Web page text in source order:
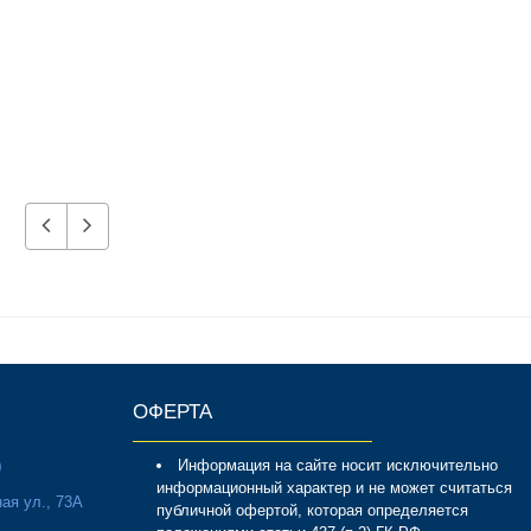
ул., 73А
ОФЕРТА
Информация на сайте носит исключительно
информационный характер и не может считаться
публичной офертой, которая определяется